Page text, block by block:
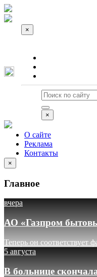
×
×
О сайте
Реклама
Контакты
×
Главное
вчера
АО «Газпром
Теперь он соответствует
5 августа
В больнице